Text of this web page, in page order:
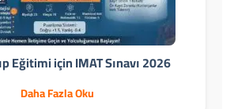
Eğitimi için IMAT Sınavı 2026
Daha Fazla Oku